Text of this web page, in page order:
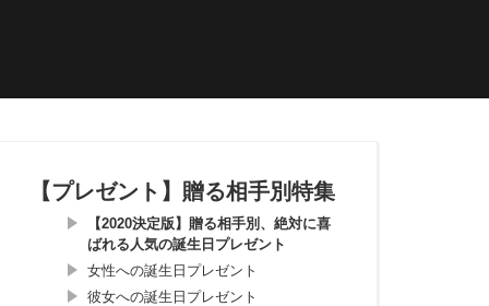
【プレゼント】贈る相手別特集
【2020決定版】贈る相手別、絶対に喜
ばれる人気の誕生日プレゼント
女性への誕生日プレゼント
彼女への誕生日プレゼント